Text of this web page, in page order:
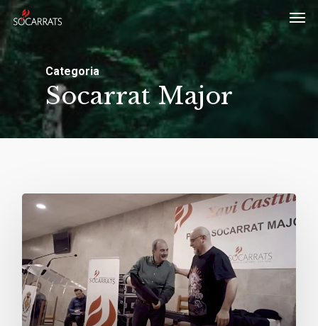
Skip
to
main
contentCategoria
Socarrat Major